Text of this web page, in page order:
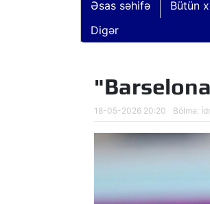
Əsas səhifə Bütün
Digər
18-05-2026 20:20 Bölmə:
“Xocavənd